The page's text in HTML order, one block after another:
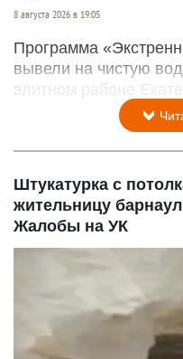
8 августа 2026 в 19:05
Программа
вывели на чистую
элитном районе
Штукатурка с
жительницу
Жалобы на УК